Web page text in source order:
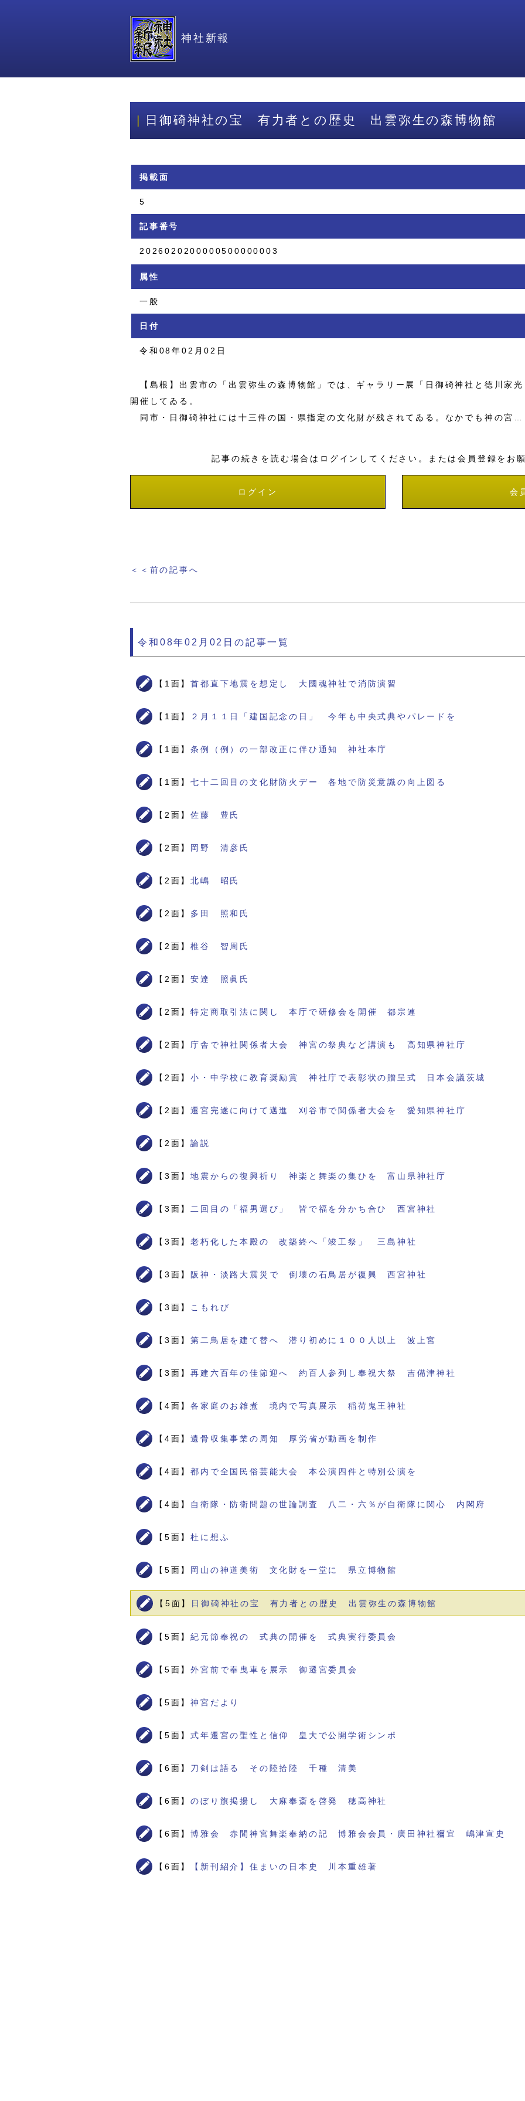
神社新報
日御碕神社の宝 有力者との歴史 出雲弥生の森博物館
掲載面
5
記事番号
2026020200000500000003
属性
一般
日付
令和08年02月02日
【島根】出雲市の「出雲弥生の森博物館」では、ギャラリー展「日御碕神社と徳川家
開催してゐる。
同市・日御碕神社には十三件の国・県指定の文化財が残されてゐる。なかでも神の宮…
記事の続きを読む場合はログインしてください。または会員登録をお
ログイン 会
＜＜前の記事へ
令和08年02月02日の記事一覧
【1面】首都直下地震を想定し 大國魂神社で消防演習
【1面】 ２月１１日「建国記念の日」 今年も中央式典やパレードを
【1面】条例（例）の一部改正に伴ひ通知 神社本庁
【1面】七十二回目の文化財防火デー 各地で防災意識の向上図る
【2面】佐藤 豊氏
【2面】 岡野 清彦氏
【2面】北嶋 昭氏
【2面】 多田 照和氏
【2面】椎谷 智周氏
【2面】安達 照眞氏
【2面】特定商取引法に関し 本庁で研修会を開催 都宗連
【2面】 庁舎で神社関係者大会 神宮の祭典など講演も 高知県神社庁
【2面】小・中学校に教育奨励賞 神社庁で表彰状の贈呈式 日本会議茨城
【2面】遷宮完遂に向けて邁進 刈谷市で関係者大会を 愛知県神社庁
【2面】論説
【3面】地震からの復興祈り 神楽と舞楽の集ひを 富山県神社庁
【3面】 二回目の「福男選び」 皆で福を分かち合ひ 西宮神社
【3面】老朽化した本殿の 改築終へ「竣工祭」 三島神社
【3面】 阪神・淡路大震災で 倒壊の石鳥居が復興 西宮神社
【3面】 こもれび
【3面】第二鳥居を建て替へ 潜り初めに１００人以上 波上宮
【3面】再建六百年の佳節迎へ 約百人参列し奉祝大祭 吉備津神社
【4面】各家庭のお雑煮 境内で写真展示 稲荷鬼王神社
【4面】遺骨収集事業の周知 厚労省が動画を制作
【4面】都内で全国民俗芸能大会 本公演四件と特別公演を
【4面】 自衛隊・防衛問題の世論調査 八二・六％が自衛隊に関心 内閣府
【5面】杜に想ふ
【5面】 岡山の神道美術 文化財を一堂に 県立博物館
【5面】 日御碕神社の宝 有力者との歴史 出雲弥生の森博物館
【5面】紀元節奉祝の 式典の開催を 式典実行委員会
【5面】外宮前で奉曳車を展示 御遷宮委員会
【5面】神宮だより
【5面】式年遷宮の聖性と信仰 皇大で公開学術シンポ
【6面】 刀剣は語る その陸拾陸 千種 清美
【6面】のぼり旗掲揚し 大麻奉斎を啓発 穂高神社
【6面】博雅会 赤間神宮舞楽奉納の記 博雅会会員・廣田神社禰宜 嶋津宣史
【6面】 【新刊紹介】住まいの日本史 川本重雄著